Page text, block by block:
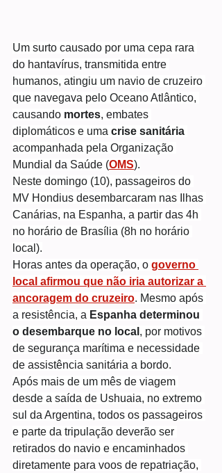
Um surto causado por uma cepa rara
do hantavírus, transmitida entre
humanos, atingiu um navio de cruzeiro
que navegava pelo Oceano Atlântico,
causando mortes, embates
diplomáticos e uma crise sanitária
acompanhada pela Organização
Mundial da Saúde (OMS).
Neste domingo (10), passageiros do
MV Hondius desembarcaram nas Ilhas
Canárias, na Espanha, a partir das 4h
no horário de Brasília (8h no horário
local).
Horas antes da operação, o governo
local afirmou que não iria autorizar a
ancoragem do cruzeiro. Mesmo após
a resistência, a Espanha determinou
o desembarque no local , por motivos
de segurança marítima e necessidade
de assistência sanitária a bordo.
Após mais de um mês de viagem
desde a saída de Ushuaia, no extremo
sul da Argentina, todos os passageiros
e parte da tripulação deverão ser
retirados do navio e encaminhados
diretamente para voos de repatriação,